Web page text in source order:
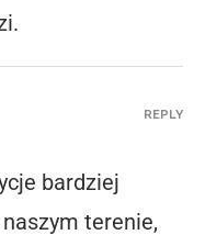
bardziej
terenie,
REPLY